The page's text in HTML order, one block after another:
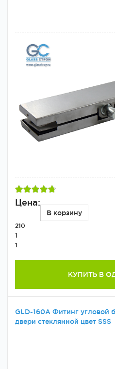
Цена:
В корзину
210
1
1
КУПИТЬ В
GLD-160A Фитинг угловой
двери стеклянной цвет SSS